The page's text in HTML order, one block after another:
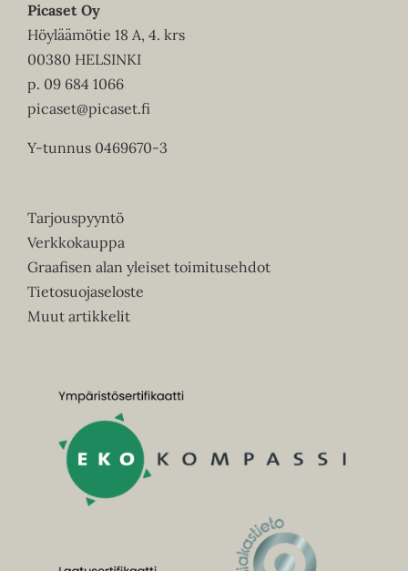
Picaset Oy
Höyläämötie 18 A, 4. krs
00380 HELSINKI
p. 09 684 1066
picaset@picaset.fi
Y-tunnus 0469670-3
Tarjouspyyntö
Verkkokauppa
Graafisen alan yleiset toimitusehdot
Tietosuojaseloste
Muut artikkelit